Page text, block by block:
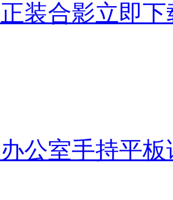
装合影立即下
公室手持平板